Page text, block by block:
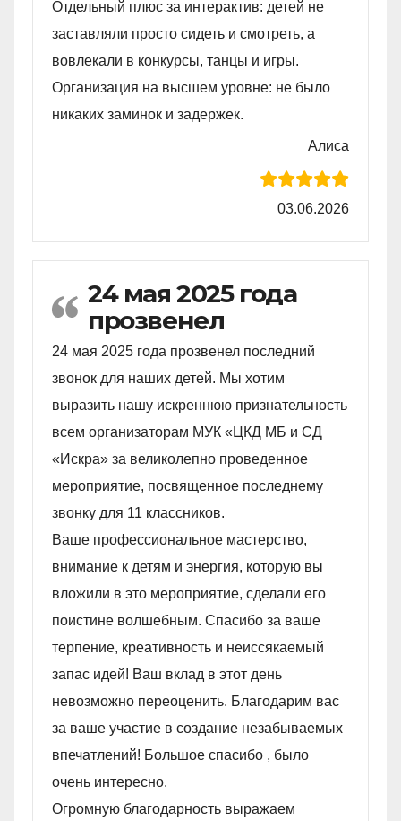
Отдельный плюс за интерактив: детей не
заставляли просто сидеть и смотреть, а
вовлекали в конкурсы, танцы и игры.
Организация на высшем уровне: не было
никаких заминок и задержек.
Алиса
03.06.2026
24 мая 2025 года
прозвенел
24 мая 2025 года прозвенел последний
звонок для наших детей. Мы хотим
выразить нашу искреннюю признательность
всем организаторам МУК «ЦКД МБ и СД
«Искра» за великолепно проведенное
мероприятие, посвященное последнему
звонку для 11 классников.
Ваше профессиональное мастерство,
внимание к детям и энергия, которую вы
вложили в это мероприятие, сделали его
поистине волшебным. Спасибо за ваше
терпение, креативность и неиссякаемый
запас идей! Ваш вклад в этот день
невозможно переоценить. Благодарим вас
за ваше участие в создание незабываемых
впечатлений! Большое спасибо , было
очень интересно.
Огромную благодарность выражаем